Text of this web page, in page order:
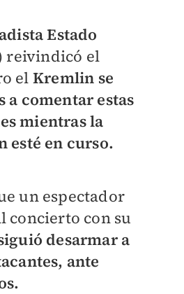
Estado
reivindicó el
el Kremlin se
a comentar estas
mientras la
esté en curso.
un espectador
concierto con su
desarmar a
ante